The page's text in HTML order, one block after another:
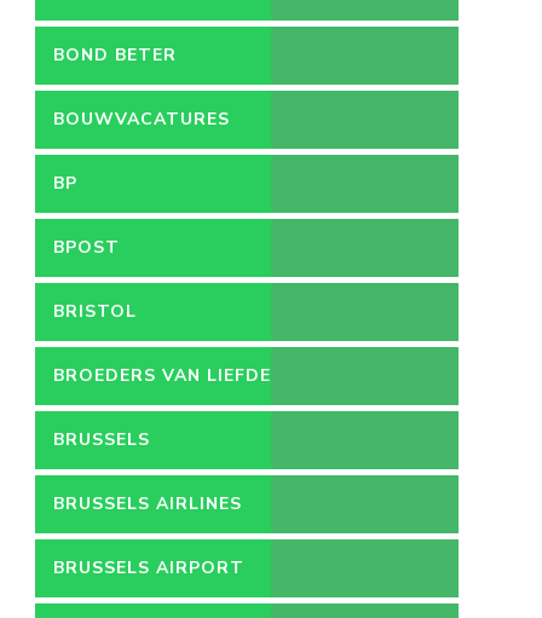
BOND BETER
LEEFMILIEU
BOUWVACATURES
BP
BPOST
BRISTOL
BROEDERS VAN LIEFDE
BRUSSELS
BRUSSELS AIRLINES
BRUSSELS AIRPORT